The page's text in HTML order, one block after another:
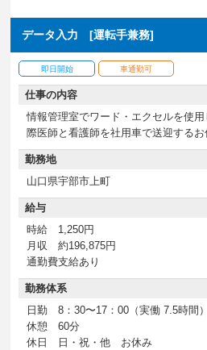
データ入力 [運転手兼務]
即日開始 車通勤可
仕事の内容
情報管理室でワード・エクセルを使
際医師と看護師を社用車で送迎するお
勤務地
山口県宇部市上町
給与
時給 1,250円
月収 約196,875円
通勤費支給あり
勤務体系
日勤 8：30〜17：00（実働 7.5時間）
休憩 60分
休日 日・祝・他 お休み